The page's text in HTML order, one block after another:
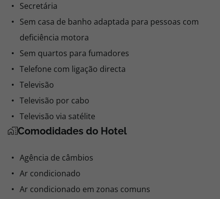
Secretária
Sem casa de banho adaptada para pessoas com
deficiência motora
Sem quartos para fumadores
Telefone com ligação directa
Televisão
Televisão por cabo
Televisão via satélite
Comodidades do Hotel
Agência de câmbios
Ar condicionado
Ar condicionado em zonas comuns